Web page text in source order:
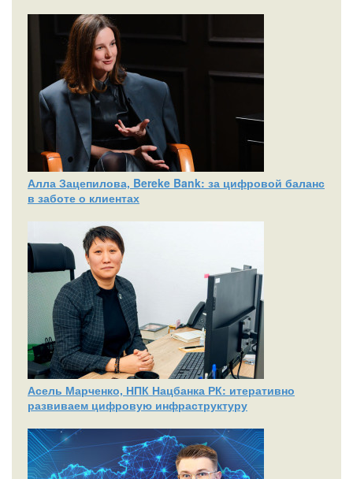
Алла Зацепилова, Bereke Bank: за цифровой баланс
в заботе о клиентах
Асель Марченко, НПК Нацбанка РК: итеративно
развиваем цифровую инфраструктуру